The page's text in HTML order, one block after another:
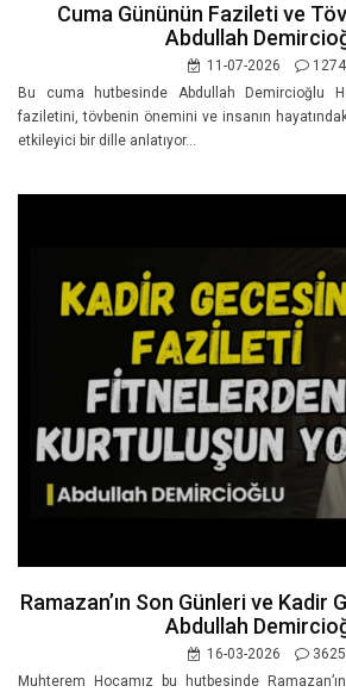
Cuma Gününün Fazileti ve
Abdullah
11-07-2026
1274
Bu cuma hutbesinde Abdullah Demircioğlu
faziletini, tövbenin önemini ve insanın
etkileyici bir dille anlatıyor...
Ramazan’ın Son Günleri ve Kadir
Abdullah
16-03-2026
3625
Muhterem Hocamız bu hutbesinde